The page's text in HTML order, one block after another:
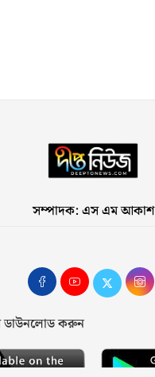
সম্পাদক: এস এম আকাশ
ডাউনলোড করুন